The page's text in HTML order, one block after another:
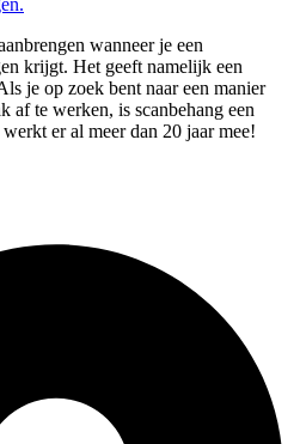
wanneer je een
krijgt. Het geeft namelijk een
je op zoek bent naar een manier
af te werken, is scanbehang een
er al meer dan 20 jaar mee!